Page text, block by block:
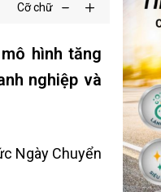
Cỡ chữ
hình tăng
nghiệp và
Ngày Chuyển